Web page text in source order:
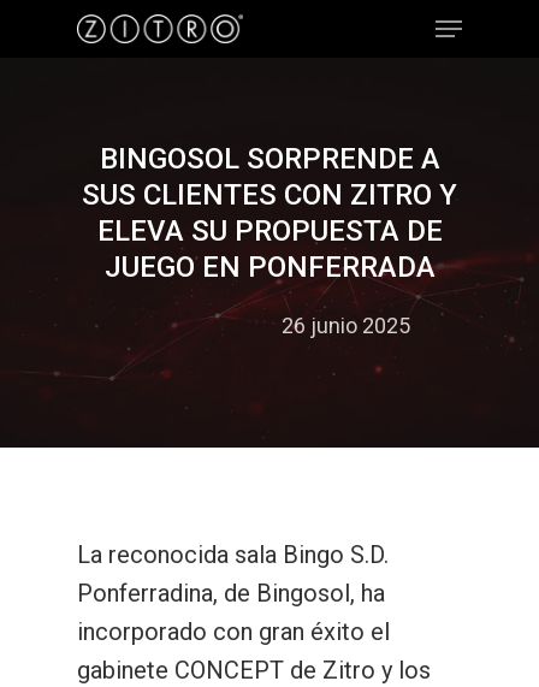
Hit enter to search or ESC to close
BINGOSOL SORPRENDE A
SUS CLIENTES CON ZITRO Y
ELEVA SU PROPUESTA DE
JUEGO EN PONFERRADA
26 junio 2025
La reconocida sala Bingo S.D.
Ponferradina, de Bingosol, ha
incorporado con gran éxito el
gabinete CONCEPT de Zitro y los